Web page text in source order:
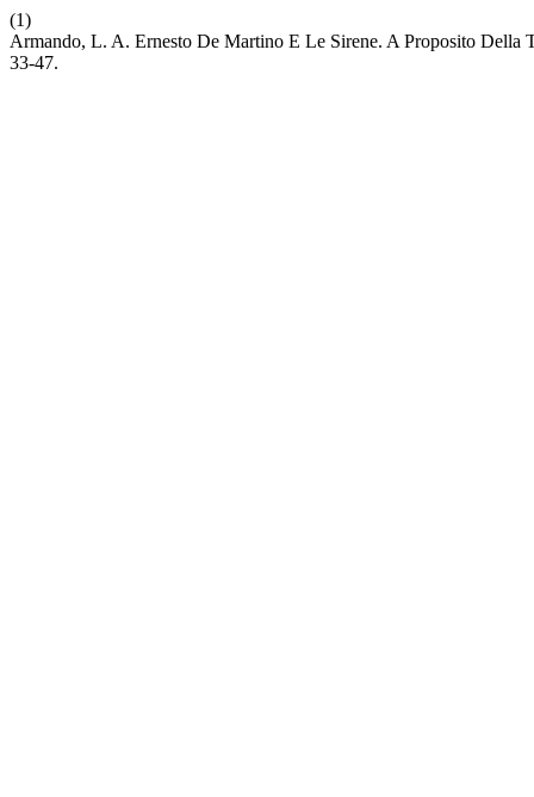
(1)
Armando, L. A. Ernesto De Martino E Le Sirene. A Proposito
33-47.